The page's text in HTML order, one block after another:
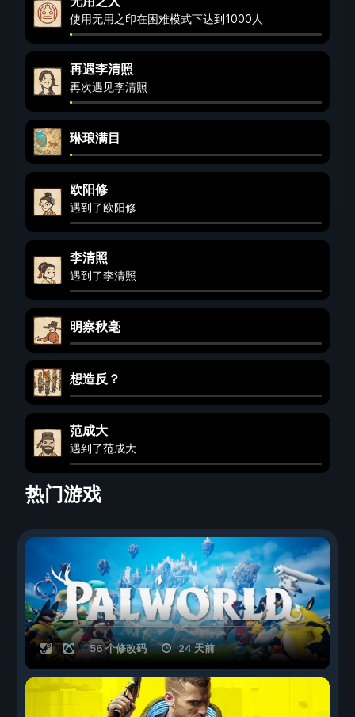
使用无用之印在困难模式下达到1000人
再遇李清照
再次遇见李清照
琳琅满目
欧阳修
遇到了欧阳修
李清照
遇到了李清照
明察秋毫
想造反？
范成大
遇到了范成大
热门游戏
56 个修改码 24 天前